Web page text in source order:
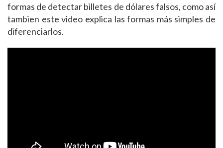
formas de detectar billetes de dólares falsos, como así
tambien este video explica las formas más simples de
diferenciarlos.